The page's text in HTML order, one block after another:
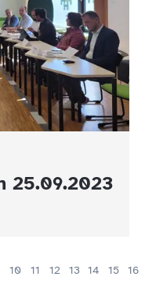
25.09.2023
10 11 12 13 14 15 16